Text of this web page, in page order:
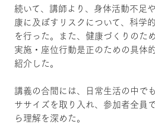
続いて、講師より、身体活動不足
康に及ぼすリスクについて、科学
を行った。また、健康づくりのた
実施・座位行動是正のための具体
紹介した。
講義の合間には、日常生活の中で
ササイズを取り入れ、参加者全員
ら理解を深めた。